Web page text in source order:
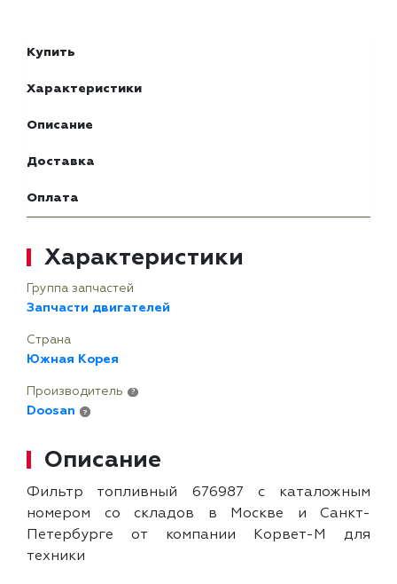
Купить
Характеристики
Описание
Доставка
Оплата
Характеристики
Группа запчастей
Запчасти двигателей
Страна
Южная Корея
Производитель ?
Doosan ?
Описание
Фильтр топливный 676987 с каталожным
номером со складов в Москве и Санкт-
Петербурге от компании Корвет-М для
техники